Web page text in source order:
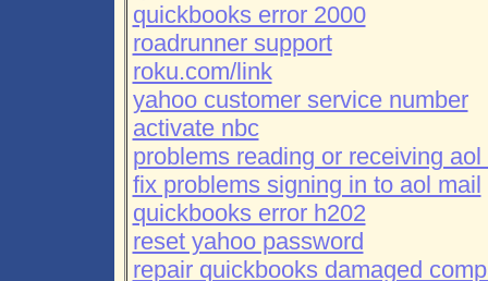
quickbooks error 2000
roadrunner support
roku.com/link
yahoo customer service number
activate nbc
problems reading or receiving aol
fix problems signing in to aol mail
quickbooks error h202
reset yahoo password
repair quickbooks damaged